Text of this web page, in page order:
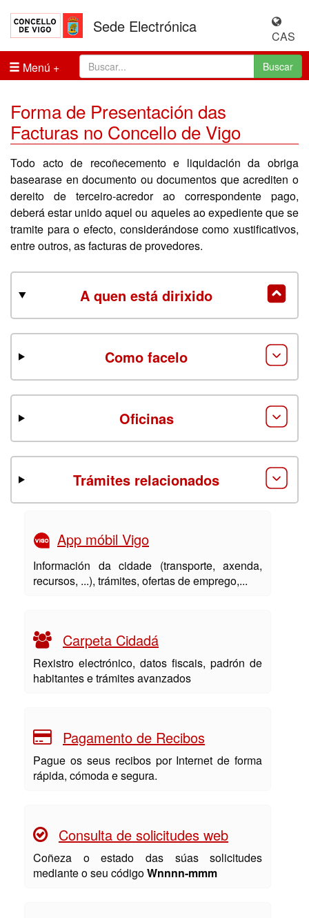
Sede Electrónica
CAS
Menú
Buscar
Forma de Presentación das
Facturas no Concello de Vigo
Todo acto de recoñecemento e liquidación da obriga
basearase en documento ou documentos que acrediten o
dereito de terceiro-acredor ao correspondente pago,
deberá estar unido aquel ou aqueles ao expediente que se
tramite para o efecto, considerándose como xustificativos,
entre outros, as facturas de provedores.
A quen está dirixido
Como facelo
Oficinas
Trámites relacionados
App móbil Vigo
Información da cidade (transporte, axenda,
recursos, ...), trámites, ofertas de emprego,...
Carpeta Cidadá
Rexistro electrónico, datos fiscais, padrón de
habitantes e trámites avanzados
Pagamento de Recibos
Pague os seus recibos por Internet de forma
rápida, cómoda e segura.
Consulta de solicitudes web
Coñeza o estado das súas solicitudes
mediante o seu códigoWnnnn-mmm